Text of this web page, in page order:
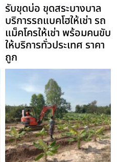
รับขุดบ่อ ขุดสระบางบาล
บริการรถแบคโฮให้เช่า รถ
แม็คโครให้เช่า พร้อมคนขับ
ให้บริการทั่วประเทศ ราคา
ถูก